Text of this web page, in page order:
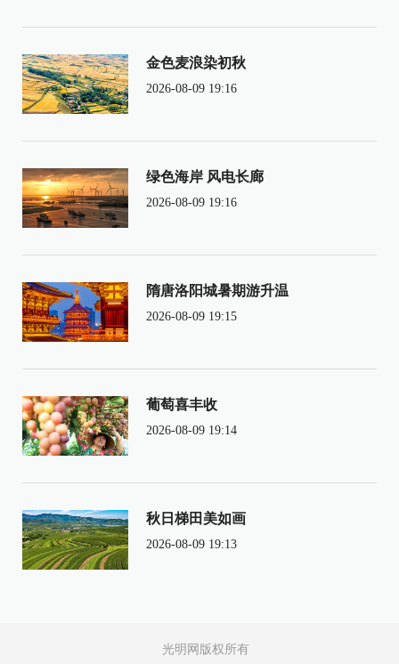
金色麦浪染初秋
2026-08-09 19:16
绿色海岸 风电长廊
2026-08-09 19:16
隋唐洛阳城暑期游升温
2026-08-09 19:15
葡萄喜丰收
2026-08-09 19:14
秋日梯田美如画
2026-08-09 19:13
光明网版权所有